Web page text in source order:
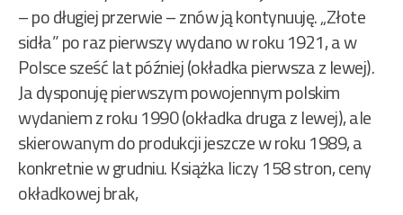
– po długiej przerwie – znów ją kontynuuję. „Złote
sidła” po raz pierwszy wydano w roku 1921, a w
Polsce sześć lat później (okładka pierwsza z lewej).
Ja dysponuję pierwszym powojennym polskim
wydaniem z roku 1990 (okładka druga z lewej), ale
skierowanym do produkcji jeszcze w roku 1989, a
konkretnie w grudniu. Książka liczy 158 stron, ceny
okładkowej brak,